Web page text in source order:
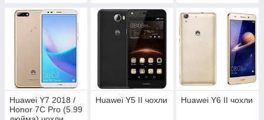
Huawei Y7 2018 /
Honor 7C Pro (5.99
Huawei Y5 II чохли Huawei Y6 II чохли